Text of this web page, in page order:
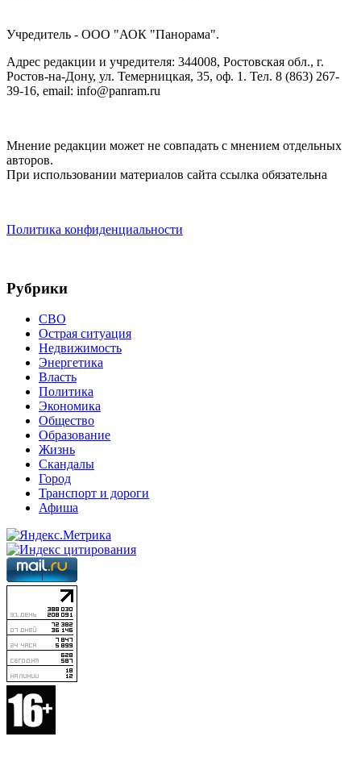
Учредитель - ООО "АОК "Панорама".
Адрес редакции и учредителя: 344008, Ростовская обл., г.
Ростов-на-Дону, ул. Темерницкая, 35, оф. 1. Тел. 8 (863) 267-
39-16, email: info@panram.ru
Мнение редакции может не совпадать с мнением отдельных
авторов.
При использовании материалов сайта ссылка обязательна
Политика конфиденциальности
Рубрики
СВО
Острая ситуация
Недвижимость
Энергетика
Власть
Политика
Экономика
Общество
Образование
Жизнь
Скандалы
Город
Транспорт и дороги
Афиша